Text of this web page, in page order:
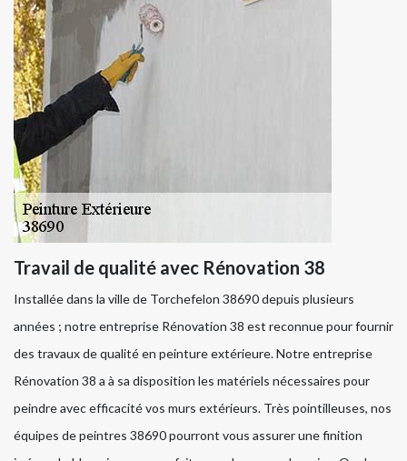
Travail de qualité avec Rénovation 38
Installée dans la ville de Torchefelon 38690 depuis plusieurs
années ; notre entreprise Rénovation 38 est reconnue pour fournir
des travaux de qualité en peinture extérieure. Notre entreprise
Rénovation 38 a à sa disposition les matériels nécessaires pour
peindre avec efficacité vos murs extérieurs. Très pointilleuses, nos
équipes de peintres 38690 pourront vous assurer une finition